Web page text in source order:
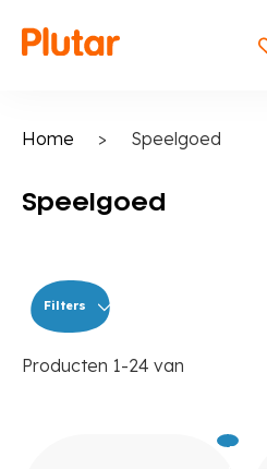
Home > Speelgoed
Speelgoed
Filters
Producten 1-24 van
1.179
Excl.